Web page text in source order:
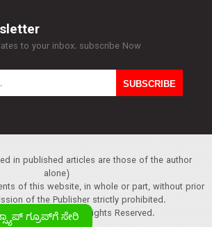
ಗ್ರೂಪ್‌ಗೆ ಸೇರಿ
to your inbox. subscribe Now
in published articles are those of the author
alone)
of this website, in whole or part, without prior
of the Publisher strictly prohibited.
2013 News13. All Rights Reserved.